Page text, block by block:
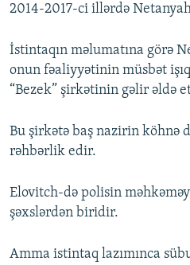
2014-2017-ci illərdə
İstintaqın məlumatına görə
onun fəaliyyətinin müsbət
“Bezek” şirkətinin gəlir əldə
Bu şirkətə baş nazirin köhnə
rəhbərlik edir.
Elovitch-də polisin
şəxslərdən biridir.
Amma istintaq lazımınca